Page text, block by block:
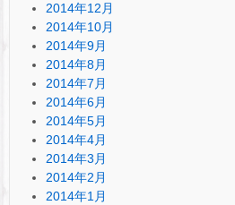
2014年12月
2014年10月
2014年9月
2014年8月
2014年7月
2014年6月
2014年5月
2014年4月
2014年3月
2014年2月
2014年1月